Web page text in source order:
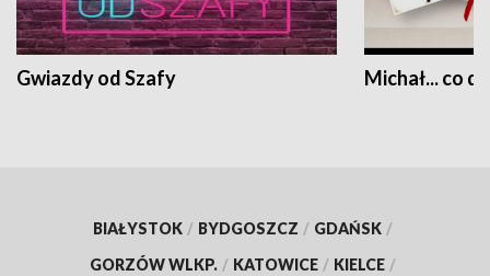
Gwiazdy od Szafy Michał... co
BIAŁYSTOK / BYDGOSZCZ / GDAŃSK /
GORZÓW WLKP. / KATOWICE / KIELCE /